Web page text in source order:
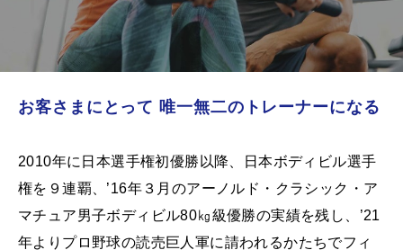
お客さまにとって 唯一無二のトレーナーになる
2010年に日本選手権初優勝以降、日本ボディビル選手
権を９連覇、’16年３月のアーノルド・クラシック・ア
マチュア男子ボディビル80㎏級優勝の実績を残し、’21
年よりプロ野球の読売巨人軍に請われるかたちでフィ